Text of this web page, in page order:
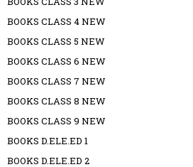
BOOKS CLASS 4 NEW
BOOKS CLASS 5 NEW
BOOKS CLASS 6 NEW
BOOKS CLASS 7 NEW
BOOKS CLASS 8 NEW
BOOKS CLASS 9 NEW
BOOKS D.ELE.ED 1
BOOKS D.ELE.ED 2